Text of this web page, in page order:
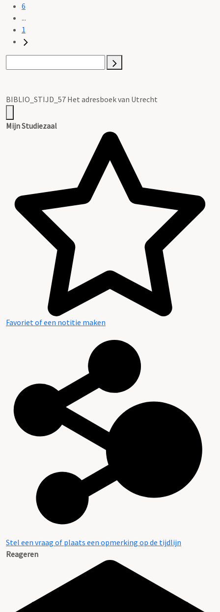
6
...
1
BIBLIO_STIJD_57 Het adresboek van Utrecht
Mijn Studiezaal
Favoriet of een notitie maken
Stel een vraag of plaats een opmerking op de tijdlijn
Reageren